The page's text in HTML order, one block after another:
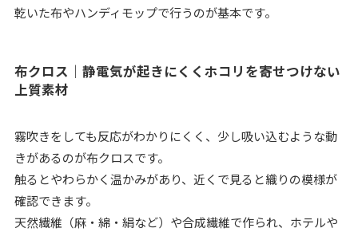
乾いた布やハンディモップで行うのが基本です。
布クロス｜静電気が起きにくくホコリを寄せつけない
上質素材
霧吹きをしても反応がわかりにくく、少し吸い込むような動
きがあるのが布クロスです。
触るとやわらかく温かみがあり、近くで見ると織りの模様が
確認できます。
天然繊維（麻・綿・絹など）や合成繊維で作られ、ホテルや